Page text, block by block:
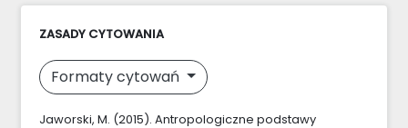
ZASADY CYTOWANIA
Formaty cytowań
Jaworski, M. (2015). Antropologiczne podstawy